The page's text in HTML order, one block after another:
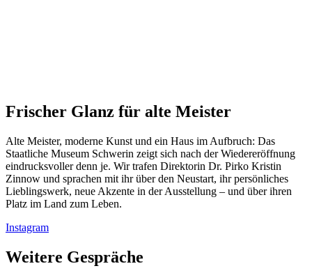
Frischer Glanz für alte Meister
Alte Meister, moderne Kunst und ein Haus im Aufbruch: Das
Staatliche Museum Schwerin zeigt sich nach der Wiedereröffnung
eindrucksvoller denn je. Wir trafen Direktorin Dr. Pirko Kristin
Zinnow und sprachen mit ihr über den Neustart, ihr persönliches
Lieblingswerk, neue Akzente in der Ausstellung – und über ihren
Platz im Land zum Leben.
Instagram
Weitere Gespräche